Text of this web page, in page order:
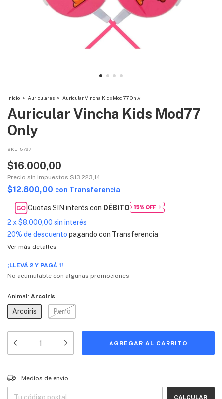
Inicio > Auriculares > Auricular Vincha Kids Mod77 Only
Auricular Vincha Kids Mod77
Only
SKU: 5797
$16.000,00
Precio sin impuestos $13.223,14
$12.800,00 con Transferencia
Cuotas SIN interés con DÉBITO
2 x $8.000,00 sin interés
20% de descuento pagando con Transferencia
Ver más detalles
¡LLEVÁ 2 Y PAGÁ 1!
No acumulable con algunas promociones
Animal: Arcoiris
Arcoiris Perro
Entregas para el CP:
Medios de envío
CALCULAR